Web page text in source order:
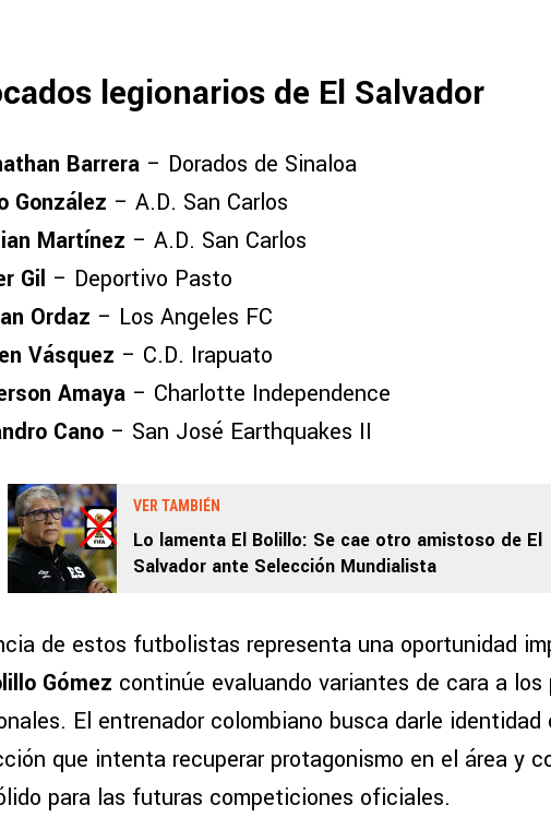
legionarios de El Salvador
Barrera – Dorados de Sinaloa
González – A.D. San Carlos
Martínez – A.D. San Carlos
Gil – Deportivo Pasto
Ordaz – Los Angeles FC
Vásquez – C.D. Irapuato
Amaya – Charlotte Independence
Cano – San José Earthquakes II
VER TAMBIÉN
Lo lamenta El Bolillo: Se cae otro amistoso de El
Salvador ante Selección Mundialista
de estos futbolistas representa una oportunidad
Gómez continúe evaluando variantes de cara a los
El entrenador colombiano busca darle
que intenta recuperar protagonismo en el área y
para las futuras competiciones oficiales.